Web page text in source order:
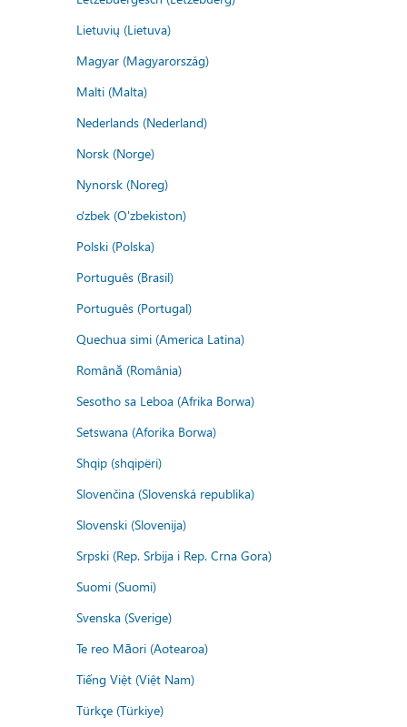
Lietuvių (Lietuva)
Magyar (Magyarország)
Malti (Malta)
Nederlands (Nederland)
Norsk (Norge)
Nynorsk (Noreg)
o'zbek (O'zbekiston)
Polski (Polska)
Português (Brasil)
Português (Portugal)
Quechua simi (America Latina)
Română (România)
Sesotho sa Leboa (Afrika Borwa)
Setswana (Aforika Borwa)
Shqip (shqipëri)
Slovenčina (Slovenská republika)
Slovenski (Slovenija)
Srpski (Rep. Srbija i Rep. Crna Gora)
Suomi (Suomi)
Svenska (Sverige)
Te reo Māori (Aotearoa)
Tiếng Việt (Việt Nam)
Türkçe (Türkiye)